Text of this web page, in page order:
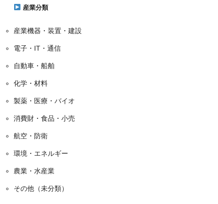
産業分類
産業機器・装置・建設
電子・IT・通信
自動車・船舶
化学・材料
製薬・医療・バイオ
消費財・食品・小売
航空・防衛
環境・エネルギー
農業・水産業
その他（未分類）